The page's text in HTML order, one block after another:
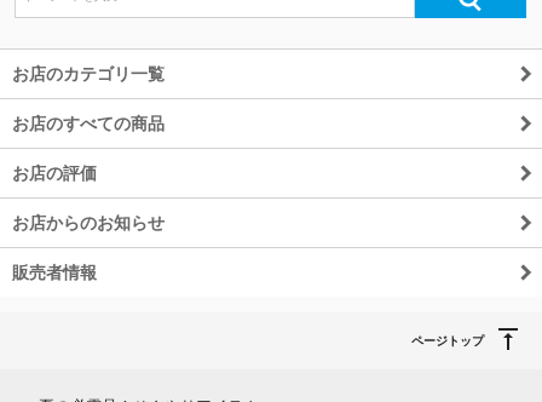
お店のカテゴリ一覧
お店のすべての商品
お店の評価
お店からのお知らせ
販売者情報
ページトップ